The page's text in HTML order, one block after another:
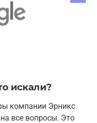
искали?
компании Эрникс
все вопросы. Это